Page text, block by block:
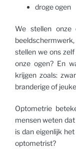
droge ogen
We stellen onze
stellen we ons
onze ogen? En
krijgen zoals:
branderige of
Optometrie
mensen weten
is dan eigenlijk
optometrist?